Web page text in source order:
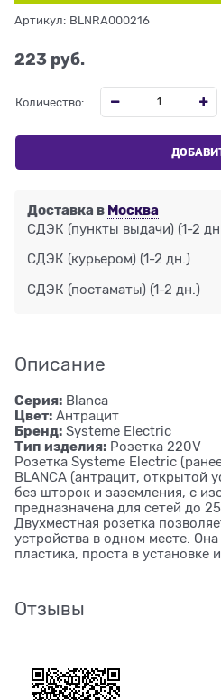
Артикул: BLNRA000216
223 руб.
Количество:
Доставка в Москва
СДЭК (пункты выдачи) (1-2
СДЭК (курьером) (1-2 дн.)
СДЭК (постаматы) (1-2 дн.)
Описание
Серия: Blanca
Цвет: Антрацит
Бренд: Systeme Electric
Тип изделия: Розетка 220V
Розетка Systeme Electric
BLANCA (антрацит, открытой
без шторок и заземления, с
предназначена для сетей до
Двухместная розетка
устройства в одном месте.
пластика, проста в установке
Отзывы